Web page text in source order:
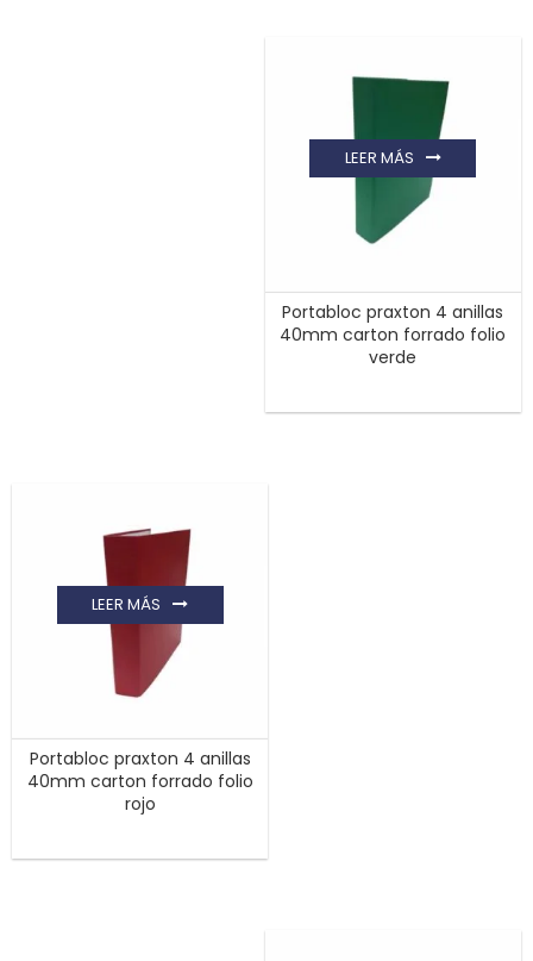
Portabloc praxton 4 anillas
40mm carton forrado folio
verde
LEER MÁS
Portabloc praxton 4 anillas
40mm carton forrado folio
rojo
LEER MÁS